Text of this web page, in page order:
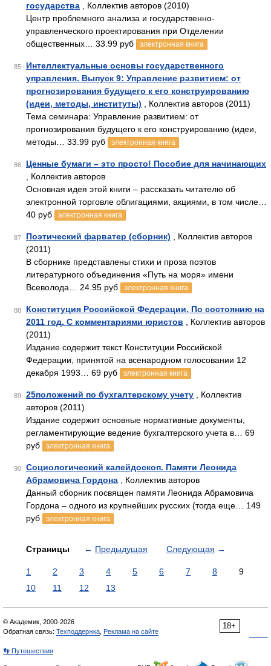
государства , Коллектив авторов (2010)
Центр проблемного анализа и государственно-
управленческого проектирования при Отделении
общественных… 33.99 руб
электронная книга
85
Интеллектуальные основы государственного
управления. Выпуск 9: Управление развитием: от
прогнозирования будущего к его конструированию
(идеи, методы, институты) , Коллектив авторов (2011)
Тема семинара: Управление развитием: от
прогнозирования будущего к его конструированию (идеи,
методы… 33.99 руб
электронная книга
86
Ценные бумаги – это просто! Пособие для начинающих
, Коллектив авторов
Основная идея этой книги – рассказать читателю об
электронной торговле облигациями, акциями, в том числе…
40 руб
электронная книга
87 Поэтический фарватер (сборник) , Коллектив авторов
(2011)
В сборнике представлены стихи и проза поэтов
литературного объединения «Путь на моря» имени
Всеволода… 24.95 руб
электронная книга
88
Конституция Российской Федерации. По состоянию на
2011 год. С комментариями юристов , Коллектив авторов
(2011)
Издание содержит текст Конституции Российской
Федерации, принятой на всенародном голосовании 12
декабря 1993… 69 руб
электронная книга
89 25положений по бухгалтерскому учету , Коллектив
авторов (2011)
Издание содержит основные нормативные документы,
регламентирующие ведение бухгалтерского учета в… 69
руб
электронная книга
90
Социологический калейдоскоп. Памяти Леонида
Абрамовича Гордона , Коллектив авторов
Данный сборник посвящен памяти Леонида Абрамовича
Гордона – одного из крупнейших русских (тогда еще… 149
руб
электронная книга
Страницы ← Предыдущая Следующая →
1 2 3 4 5 6 7 8
9
10
11 12 13
18+
© Академик, 2000-2026
Обратная связь: Техподдержка Реклама на сайте
👣 Путешествия